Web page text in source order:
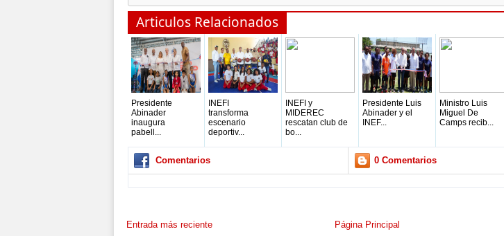
Articulos Relacionados
Presidente
Abinader
inaugura
pabell...
INEFI
transforma
escenario
deportiv...
INEFI y
MIDEREC
rescatan club de
bo...
Presidente Luis
Abinader y el
INEF...
Ministro Luis
Miguel De
Camps recib...
Comentarios 0 Comentarios
Entrada más reciente Página Principal